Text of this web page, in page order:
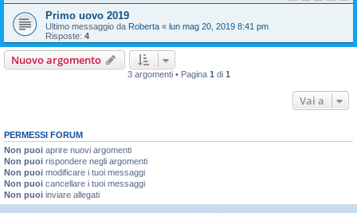
Primo uovo 2019
Ultimo messaggio da Roberta « lun mag 20, 2019 8:41 pm
Risposte: 4
Nuovo argomento
3 argomenti • Pagina 1 di 1
Vai a
PERMESSI FORUM
Non puoi aprire nuovi argomenti
Non puoi rispondere negli argomenti
Non puoi modificare i tuoi messaggi
Non puoi cancellare i tuoi messaggi
Non puoi inviare allegati